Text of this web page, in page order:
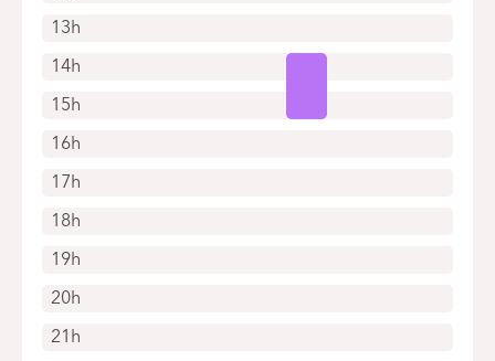
13h
14h
15h
16h
17h
18h
19h
20h
21h